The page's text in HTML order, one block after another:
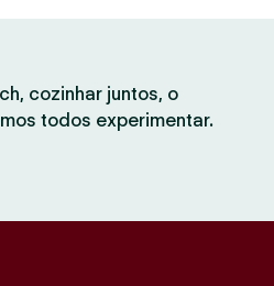
cozinhar juntos, o
todos experimentar.